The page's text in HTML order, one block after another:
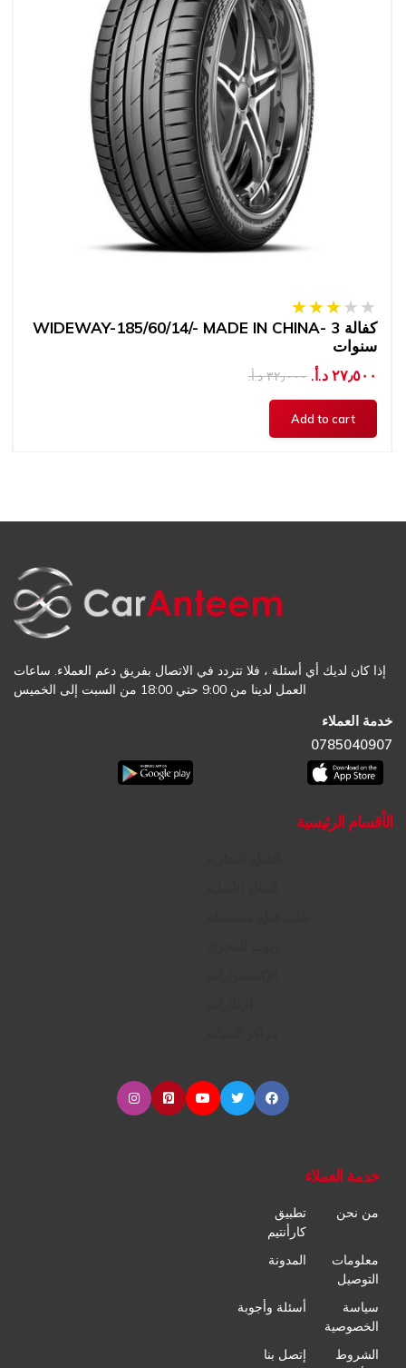
WIDEWAY-185/60/14/- MADE IN CHINA- كفالة 3
سنوات
٣٢٫٠٠٠ د.أ.‏ ٢٧٫٥٠٠ د.أ.‏
إذا كان لديك أي أسئلة ، فلا تتردد في الاتصال بفريق دعم العملاء. ساعات
العمل لدينا من 9:00 حتي 18:00 من السبت إلى الخميس
خدمة العملاء
0785040907
الأقسام الرئيسية
خدمة العملاء
من نحن
تطبيق
كارأنتيم
معلومات
التوصيل
المدونة
سياسة
الخصوصية
أسئلة وأجوبة
الشروط
إتصل بنا